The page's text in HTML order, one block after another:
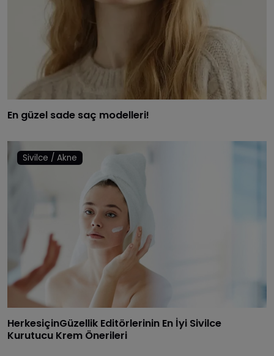
En güzel sade saç modelleri!
Sivilce / Akne
HerkesiçinGüzellik Editörlerinin En İyi Sivilce
Kurutucu Krem Önerileri